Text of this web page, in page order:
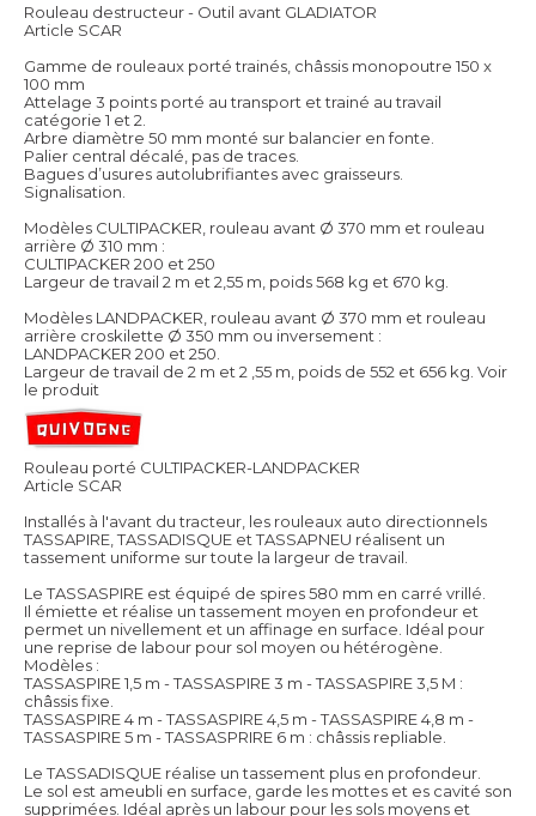
Rouleau destructeur - Outil avant GLADIATOR
Article SCAR
Gamme de rouleaux porté trainés, châssis monopoutre 150 x
100 mm
Attelage 3 points porté au transport et trainé au travail
catégorie 1 et 2.
Arbre diamètre 50 mm monté sur balancier en fonte.
Palier central décalé, pas de traces.
Bagues d’usures autolubrifiantes avec graisseurs.
Signalisation.
Modèles CULTIPACKER, rouleau avant Ø 370 mm et rouleau
arrière Ø 310 mm :
CULTIPACKER 200 et 250
Largeur de travail 2 m et 2,55 m, poids 568 kg et 670 kg.
Modèles LANDPACKER, rouleau avant Ø 370 mm et rouleau
arrière croskilette Ø 350 mm ou inversement :
LANDPACKER 200 et 250.
Largeur de travail de 2 m et 2 ,55 m, poids de 552 et 656 kg. Voir
le produit
Rouleau porté CULTIPACKER-LANDPACKER
Article SCAR
Installés à l'avant du tracteur, les rouleaux auto directionnels
TASSAPIRE, TASSADISQUE et TASSAPNEU réalisent un
tassement uniforme sur toute la largeur de travail.
Le TASSASPIRE est équipé de spires 580 mm en carré vrillé.
Il émiette et réalise un tassement moyen en profondeur et
permet un nivellement et un affinage en surface. Idéal pour
une reprise de labour pour sol moyen ou hétérogène.
Modèles :
TASSASPIRE 1,5 m - TASSASPIRE 3 m - TASSASPIRE 3,5 M :
châssis fixe.
TASSASPIRE 4 m - TASSASPIRE 4,5 m - TASSASPIRE 4,8 m -
TASSASPIRE 5 m - TASSASPRIRE 6 m : châssis repliable.
Le TASSADISQUE réalise un tassement plus en profondeur.
Le sol est ameubli en surface, garde les mottes et es cavité son
supprimées. Idéal après un labour pour les sols moyens et